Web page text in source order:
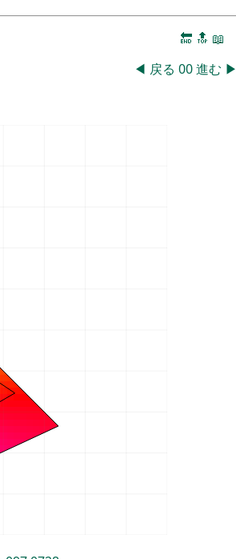
🔚 🔝 📖
◀ 戻る 00進む ▶